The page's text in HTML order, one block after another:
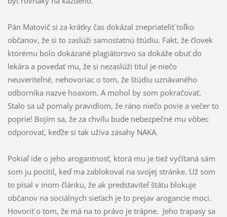
Pán Matovič si za krátky čas dokázal znepriateliť toľko
občanov, že si to zaslúži samostatnú štúdiu. Fakt, že človek
ktorému bolo dokázané plagiátorsvo sa dokáže obuť do
lekára a povedať mu, že si nezaslúži titul je niečo
neuveriteľné, nehovoriac o tom, že štúdiu uznávaného
odborníka nazve hoaxom. A mohol by som pokračovať.
Stalo sa už pomaly pravidlom, že ráno niečo povie a večer to
poprie! Bojím sa, že za chvíľu bude nebezpečné mu vôbec
odporovať, keďže si tak užíva zásahy NAKA.
Pokiaľ ide o jeho arogantnosť, ktorá mu je tiež vyčítaná sám
som ju pocítil, keď ma zablokoval na svojej stránke. Už som
to písal v inom článku, že ak predstaviteľ štátu blokuje
občanov na sociálnych sieťach je to prejav arogancie moci.
Hovoriť o tom, že má na to právo je trápne. Jeho trapasy sa